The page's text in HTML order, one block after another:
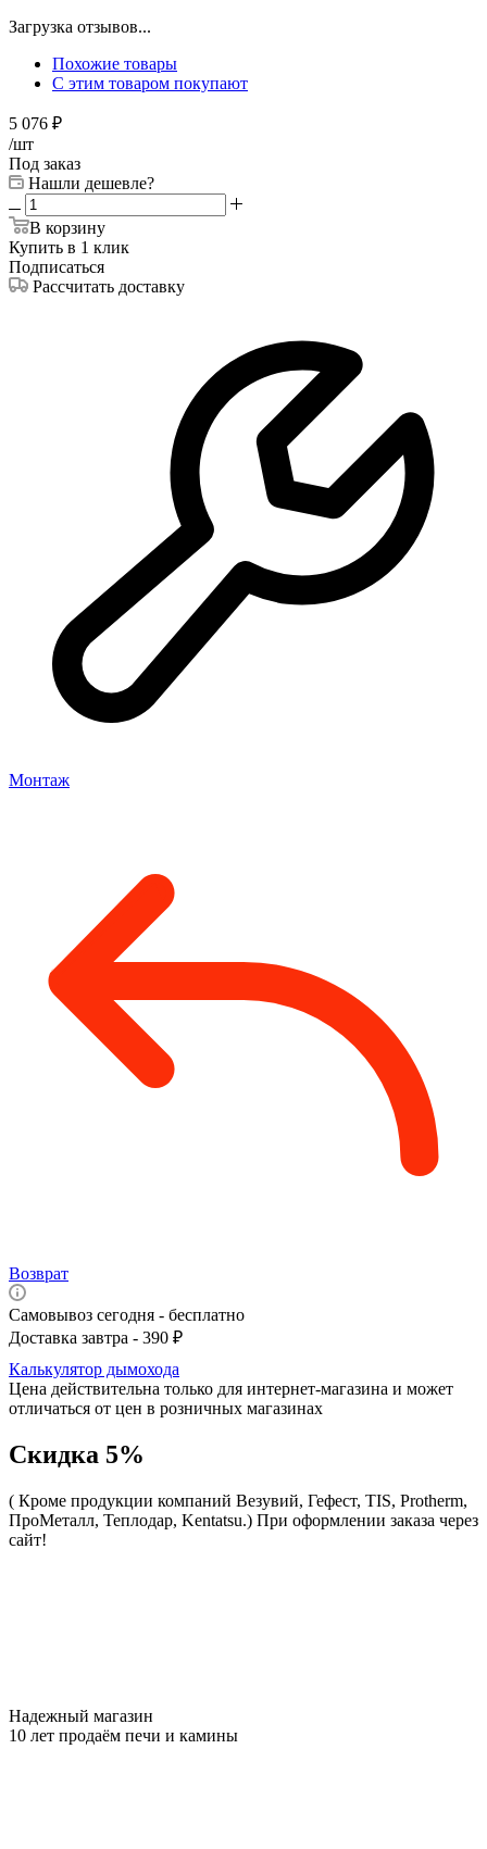
Загрузка отзывов...
Похожие товары
С этим товаром покупают
5 076 ₽
/шт
Под заказ
Нашли дешевле?
В корзину
Купить в 1 клик
Подписаться
Рассчитать доставку
Монтаж
Возврат
Самовывоз сегодня - бесплатно
Доставка завтра - 390 ₽
Калькулятор дымохода
Цена действительна только для интернет-магазина и может
отличаться от цен в розничных магазинах
Скидка 5%
( Кроме продукции компаний Везувий, Гефест, TIS, Protherm,
ПроМеталл, Теплодар, Kentatsu.) При оформлении заказа через
сайт!
Надежный магазин
10 лет продаём печи и камины